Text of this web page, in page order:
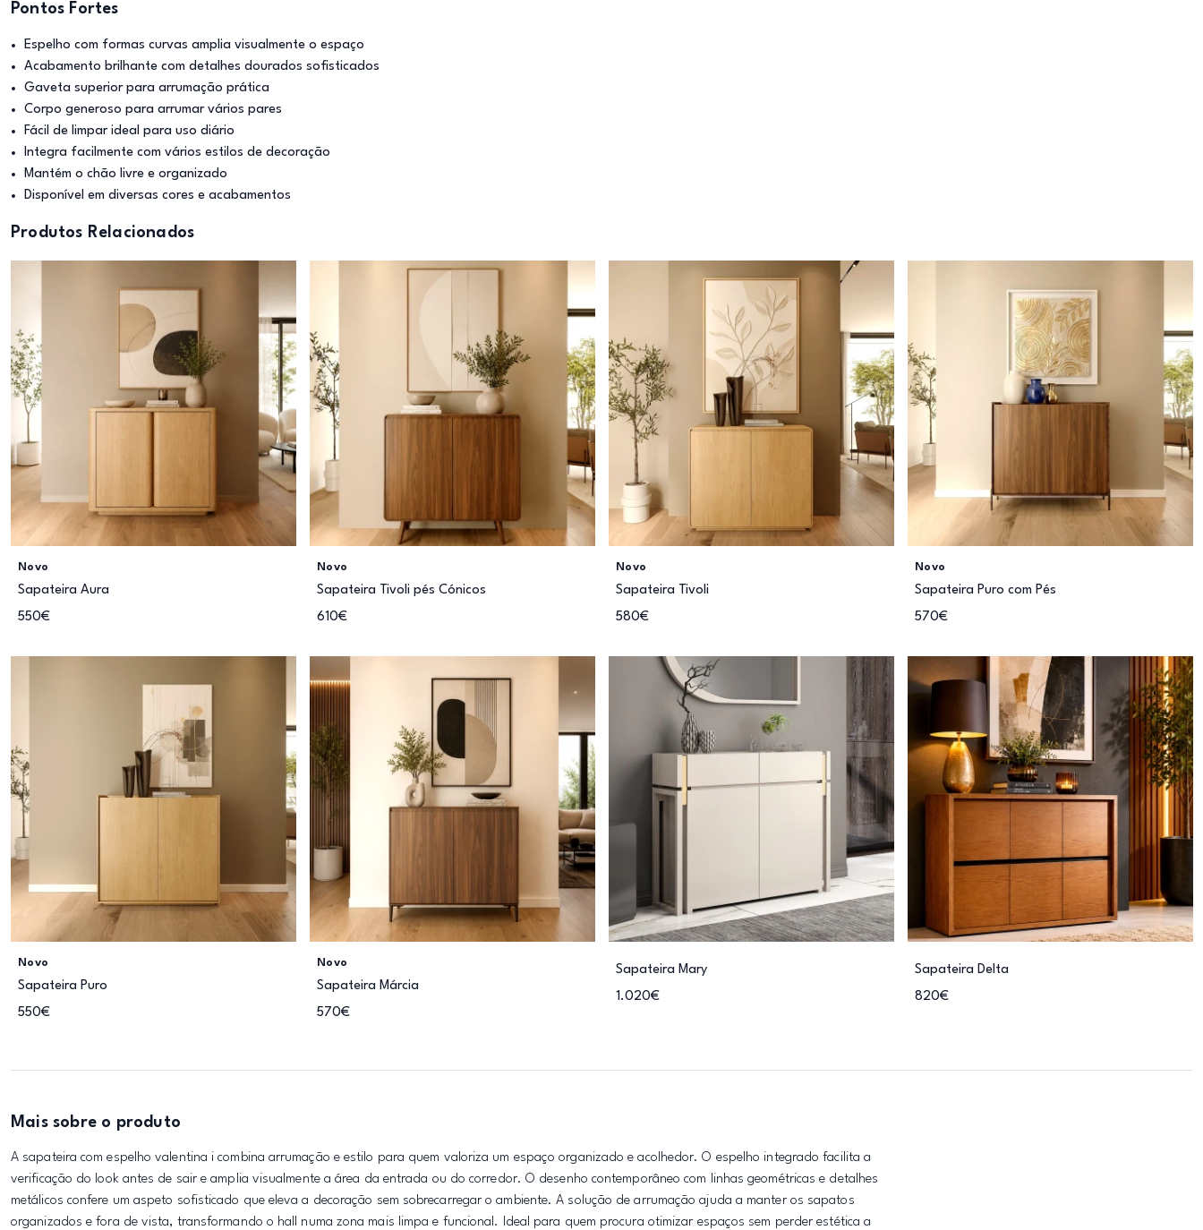
Pontos Fortes
Espelho com formas curvas amplia visualmente o espaço
Acabamento brilhante com detalhes dourados sofisticados
Gaveta superior para arrumação prática
Corpo generoso para arrumar vários pares
Fácil de limpar ideal para uso diário
Integra facilmente com vários estilos de decoração
Mantém o chão livre e organizado
Disponível em diversas cores e acabamentos
Produtos Relacionados
Novo
Sapateira Aura
550€
Novo
Sapateira Tivoli pés Cónicos
610€
Novo
Sapateira Tivoli
580€
Novo
Sapateira Puro com Pés
570€
Novo
Sapateira Puro
550€
Novo
Sapateira Márcia
570€
Sapateira Mary
1.020€
Sapateira Delta
820€
Mais sobre o produto
A sapateira com espelho valentina i combina arrumação e estilo para quem valoriza um espaço organizado e acolhedor. O espelho integrado facilita a
verificação do look antes de sair e amplia visualmente a área da entrada ou do corredor. O desenho contemporâneo com linhas geométricas e detalhes
metálicos confere um aspeto sofisticado que eleva a decoração sem sobrecarregar o ambiente. A solução de arrumação ajuda a manter os sapatos
organizados e fora de vista, transformando o hall numa zona mais limpa e funcional. Ideal para quem procura otimizar espaços sem perder estética a